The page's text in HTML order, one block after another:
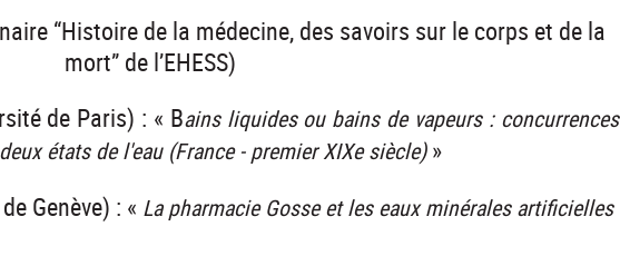
“Histoire de la médecine, des savoirs sur le corps et de la
mort” de l’EHESS)
de Paris) : « Bains liquides ou bains de vapeurs : concurrences
états de l'eau (France - premier XIXe siècle)»
Genève) : « La pharmacie Gosse et les eaux minérales artificielles